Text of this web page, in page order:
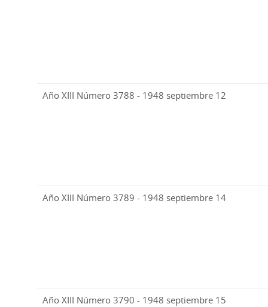
Año XIII Número 3788 - 1948 septiembre 12
Año XIII Número 3789 - 1948 septiembre 14
Año XIII Número 3790 - 1948 septiembre 15